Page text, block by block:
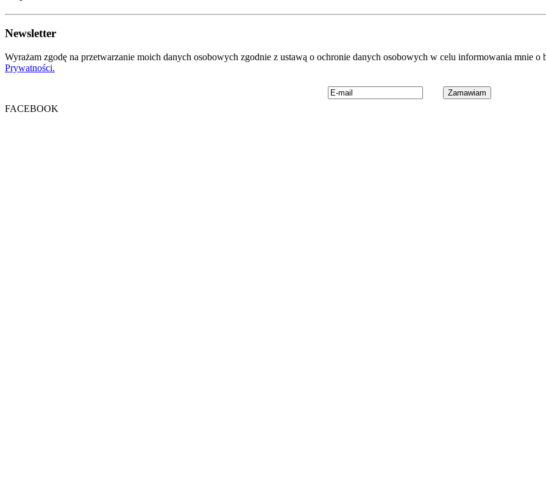
Newsletter
Wyrażam zgodę na przetwarzanie moich danych osobowych zgodnie z ustawą o ochronie danych osobowych w celu informowania mnie
Prywatności.
FACEBOOK